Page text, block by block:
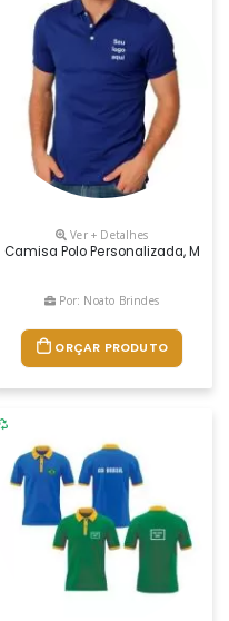
É Confeccionado Em Tecido
Ver + Detalhes
Camisa Polo Personalizada,
Por: Noato Brindes
ORÇAR PRODUTO